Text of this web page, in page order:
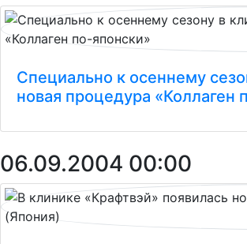
Специально к осеннему
новая процедура «Коллаген
06.09.2004 00:00